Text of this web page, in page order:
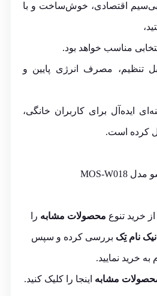
بی‌سیم اقتصادی، خوش‌ساخت و با
مناسب خواهد بود.
تنظیم، مصرف انرژی پایین و
ایده‌آل برای کاربران خانگی،
کرده است.
خرید تنوع محصولات مشابه را
نیک نام تِک بررسی کرده و سپس
به خرید نمایید.
مشابه اینجا را کلیک کنید.